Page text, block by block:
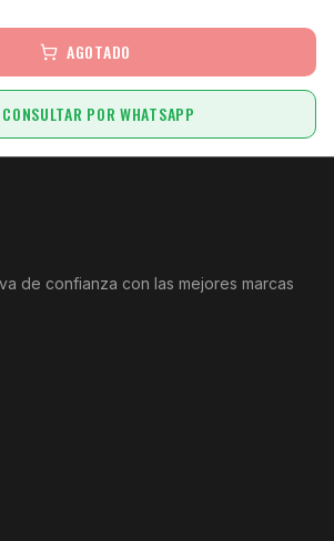
AGOTADO
CONSULTAR POR WHATSAPP
de confianza con las mejores marcas